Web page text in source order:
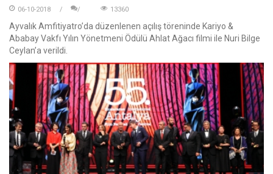
06-10-2018 13360
Ayvalık Amfitiyatro’da düzenlenen açılış töreninde Kariyo &
Ababay Vakfı Yılın Yönetmeni Ödülü Ahlat Ağacı filmi ile Nuri Bilge
Ceylan’a verildi.